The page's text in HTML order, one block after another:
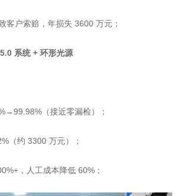
客户索赔，年损失 3600 万元；
系统 + 环形光源
（接近零漏检）；
（约 3300 万元）；
，人工成本降低 60%；